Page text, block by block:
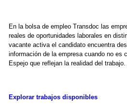
En la bolsa de empleo Transdoc las
reales de oportunidades laborales en
vacante activa el candidato encuentra
información de la empresa cuando no es
Espejo que reflejan la realidad del trabajo.
Explorar trabajos disponibles